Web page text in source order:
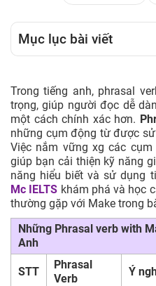
Mục lục bài viết
Trong tiếng anh, phrasal
trọng, giúp người đọc dễ
một cách chính xác hơn.
những cụm động từ được
Việc nắm vững xg các
giúp bạn cải thiện kỹ năng
năng hiểu biết và sử dụng
Mc IELTS khám phá và học
thường gặp với Make trong
Những Phrasal verb with
Anh
STT
Phrasal
Verb
Ý